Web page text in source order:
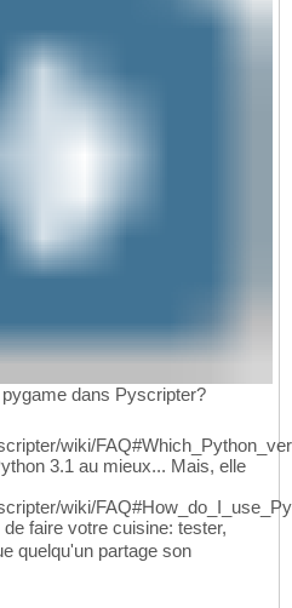
dans Pyscripter?
wiki/
3.1 au mieux... Mais, elle
wiki/
faire votre cuisine: tester,
quelqu'un partage son